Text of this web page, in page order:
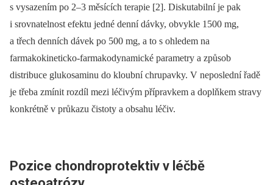
s vysazením po 2–3 měsících terapie [2]. Diskutabilní je pak
i srovnatelnost efektu jedné denní dávky, obvykle 1500 mg,
a třech denních dávek po 500 mg, a to s ohledem na
farmakokineticko-farmakodynamické parametry a způsob
distribuce glukosaminu do kloubní chrupavky. V neposlední řadě
je třeba zmínit rozdíl mezi léčivým přípravkem a doplňkem stravy
konkrétně v průkazu čistoty a obsahu léčiv.
Pozice chondroprotektiv v léčbě